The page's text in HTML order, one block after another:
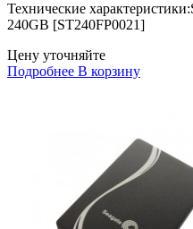
Технические
240GB [ST240FP0021]
Цену уточняйте
Подробнее В корзину